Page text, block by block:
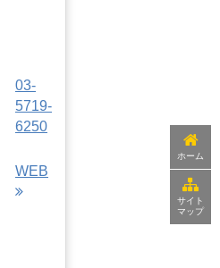
ホーム
サイト
マップ
03-
5719-
6250
WEB